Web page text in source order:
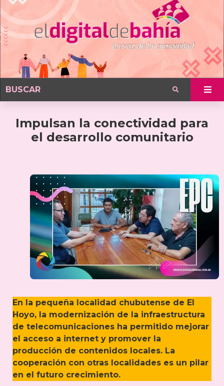
Impulsan la conectividad para
el desarrollo comunitario
En la pequeña localidad chubutense de El
Hoyo, la modernización de la infraestructura
de telecomunicaciones ha permitido mejorar
el acceso a internet y promover la
producción de contenidos locales. La
cooperación con otras localidades es un pilar
en el futuro crecimiento.